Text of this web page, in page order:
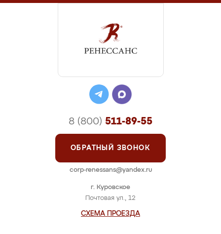
г. Куровское
Почтовая ул., 12
СХЕМА ПРОЕЗДА
8 (800) 511-89-55
ОБРАТНЫЙ ЗВОНОК
corp-renessans@yandex.ru